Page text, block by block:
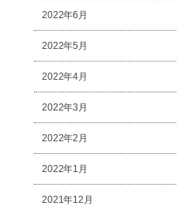
2022年6月
2022年5月
2022年4月
2022年3月
2022年2月
2022年1月
2021年12月